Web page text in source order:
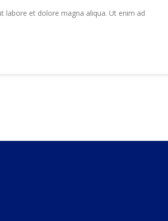
labore et dolore magna aliqua. Ut enim ad